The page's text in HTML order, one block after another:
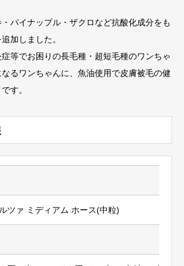
パイナップル・ザクロなど抗酸化成分をも
加しました。
等でお困りの長毛種・超短毛種のワンちゃ
るワンちゃんに、魚油使用で皮膚被毛の健
す。
ツァ ミディアム ホース(中粒)